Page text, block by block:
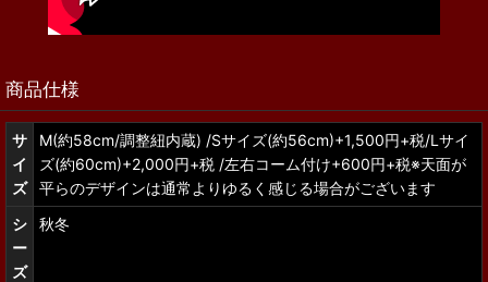
商品仕様
サ
イ
ズ
M(約58cm/調整紐内蔵) /Sサイズ(約56cm)+1,500円+税/Lサイ
ズ(約60cm)+2,000円+税 /左右コーム付け+600円+税※天面が
平らのデザインは通常よりゆるく感じる場合がございます
シ
ー
ズ
秋冬